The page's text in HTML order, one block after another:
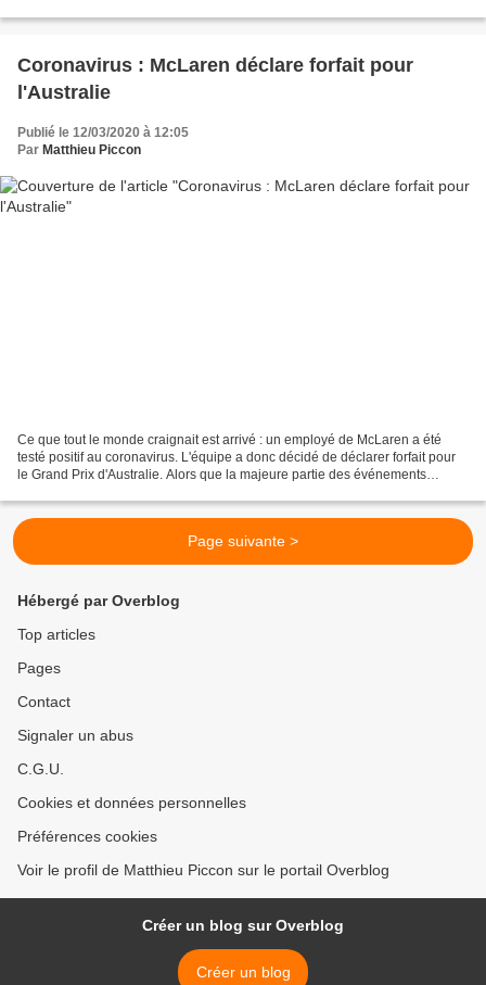
Coronavirus : McLaren déclare forfait pour
l'Australie
Publié le 12/03/2020 à 12:05
Par Matthieu Piccon
Ce que tout le monde craignait est arrivé : un employé de McLaren a été
testé positif au coronavirus. L'équipe a donc décidé de déclarer forfait pour
le Grand Prix d'Australie. Alors que la majeure partie des événements
Page suivante >
Hébergé par Overblog
Top articles
Pages
Contact
Signaler un abus
C.G.U.
Cookies et données personnelles
Préférences cookies
Voir le profil de Matthieu Piccon sur le portail Overblog
Créer un blog sur Overblog
Créer un blog